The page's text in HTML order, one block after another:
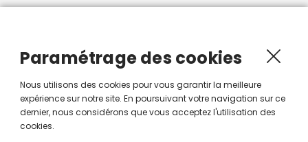
Recevoir les nouveautés Smartroute par e-mail.
Paramétrage des cookies
Nous utilisons des cookies pour vous garantir la meilleure
expérience sur notre site. En poursuivant votre navigation sur ce
dernier, nous considérons que vous acceptez l'utilisation des
cookies.